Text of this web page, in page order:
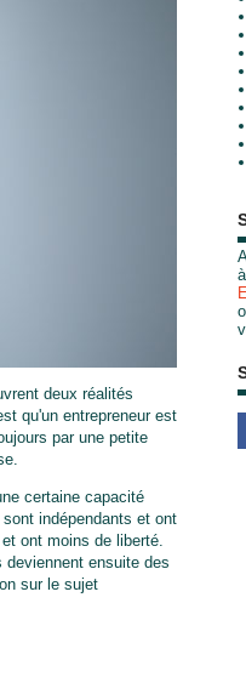
deux réalités
qu'un entrepreneur est
par une petite
certaine capacité
indépendants et ont
ont moins de liberté.
deviennent ensuite des
sur le sujet